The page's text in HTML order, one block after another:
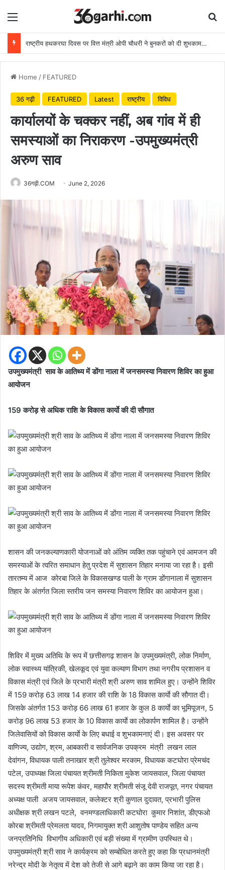
Menu
राष्ट्रीय हथकरघा दिवस पर वित्त मंत्री ओपी चौधरी ने बुनकरों को दी शुभकामनाएं
Home / FEATURED
36 गढ़ी FEATURED Latest राष्ट्रीय विविध
कार्यालयों के चक्कर नहीं, अब गांव में ही
समस्याओं का निराकरण -उपमुख्यमंत्री
अरुण साव
36गढ़ी.COM June 2, 2026
उपमुख्यमंत्री साव के आतिथ्य में डोंगा नाला में जनसमस्या निवारण शिविर का हुआ
आयोजन
159 करोड़ से अधिक राशि के विकास कार्याे की दी सौगात
शासन की जनकल्याणकारी योजनाओं को अंतिम व्यक्ति तक पहुंचाने एवं आमजन की
समस्याओं के त्वरित समाधान हेतु प्रदेश में सुशासन तिहार मनाया जा रहा है। इसी
तारतम्य में आज कोरबा जिले के विकासखण्ड पाली के ग्राम डोंगानाला में सुशासन
तिहार के अंतर्गत जिला स्तरीय जन समस्या निवारण शिविर का आयोजन हुआ।
शिविर में मुख्य अतिथि के रूप में छत्तीसगढ़ शासन के उपमुख्यमंत्री, लोक निर्माण,
लोक स्वास्थ्य यांत्रिकी, खेलकूद एवं युवा कल्याण विभाग तथा नगरीय प्रशासन व
विकास मंत्री एवं जिले के प्रभारी मंत्री श्री अरुण साव शामिल हुए। उन्होंने शिविर
में 159 करोड़ 63 लाख 14 हजार की राशि के 18 विकास कार्याे की सौगात दी।
जिसके अंतर्गत 153 करोड़ 66 लाख 61 हजार के कुल 8 कार्याे का भूमिपूजन, 5
करोड़ 96 लाख 53 हजार के 10 विकास कार्याे का लोकार्पण शामिल है। उन्होंने
जिलेवासियों को विकास कार्याे के लिए बधाई व शुभकामनाएं दी। इस अवसर पर
वाणिज्य, उद्योग, श्रम, आबकारी व सार्वजनिक उपक्रम मंत्री लखन लाल
देवांगन, विधायक पाली तनाखार श्री तुलेश्वर मरकाम, विधायक कटघोरा प्रेमचंद
पटेल, उपाध्यक्ष जिला पंचायत श्रीमती निकिता मुकेश जायसवाल, जिला पंचायत
सदस्य श्रीमती माया रूपेश कंवर, महापौर श्रीमती संजू देवी राजपूत, नगर पंचायत
अध्यक्ष पाली अजय जायसवाल, कलेक्टर श्री कुणाल दुदावत, प्रभारी पुलिस
अधीक्षक श्री लखन पटले, वनमण्डलाधिकारी कटघोरा कुमार निशांत, डीएफओ
कोरबा श्रीमती प्रेमलता यादव, निगमायुक्त श्री आशुतोष पाण्डेय सहित अन्य
जनप्रतिनिधि विभागीय अधिकारी एवं बड़ी संख्या में ग्रामीण उपस्थित थे।
उपमुख्यमंत्री श्री साव ने कार्यक्रम को सम्बोधित करते हुए कहा कि प्रधानमंत्री
नरेन्द्र मोदी के नेतृत्व में देश को तेजी से आगे बढ़ाने का काम किया जा रहा है।